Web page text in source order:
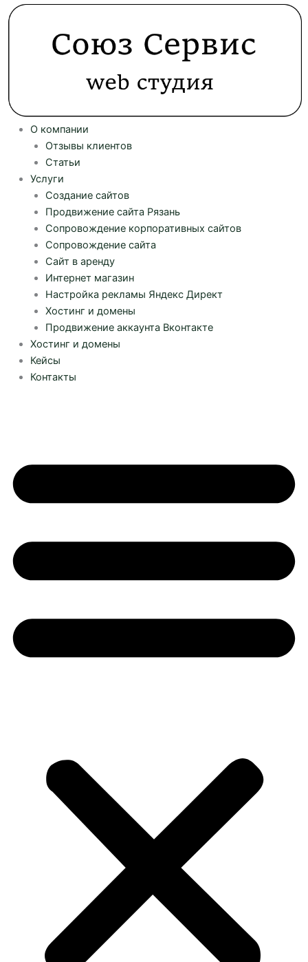
Перейти
содержимому
О компании
Отзывы клиентов
Статьи
Услуги
Создание сайтов
Продвижение сайта Рязань
Сопровождение корпоративных сайтов
Сопровождение сайта
Сайт в аренду
Интернет магазин
Настройка рекламы Яндекс Директ
Хостинг и домены
Продвижение аккаунта Вконтакте
Хостинг и домены
Кейсы
Контакты